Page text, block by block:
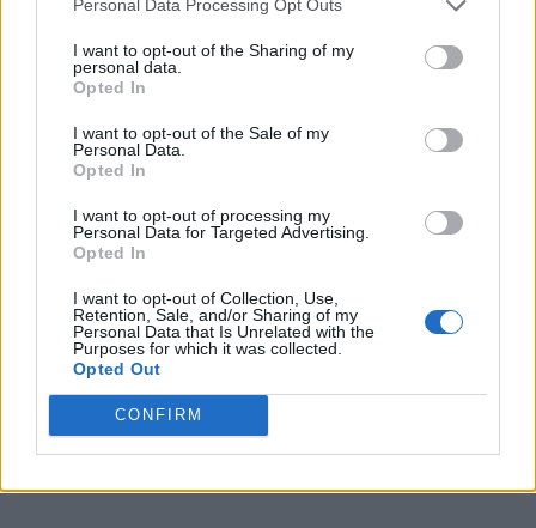
Personal Data Processing Opt Outs
I want to opt-out of the Sharing of my
personal data.
Opted In
I want to opt-out of the Sale of my
Personal Data.
Opted In
I want to opt-out of processing my
Personal Data for Targeted Advertising.
Opted In
I want to opt-out of Collection, Use,
Retention, Sale, and/or Sharing of my
Personal Data that Is Unrelated with the
Purposes for which it was collected.
Opted Out
CONFIRM
pallone
Filosofia collegamenti: Frobel
Storia dell'arte collegamenti:
il
Futurismo – Guttuso, I calciatori – Lo
stadio
Scienze delle finanze collegamenti:
bilancio dello stato
Economia aziendale collegamenti:
bilancio d'esercizio
Diritto collegamenti:l'Unione Europea